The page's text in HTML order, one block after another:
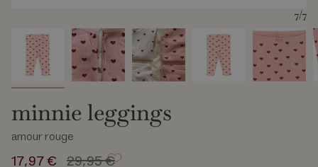
7/7
minnie leggings
amour rouge
17,97 € Regulärer
29,95 €